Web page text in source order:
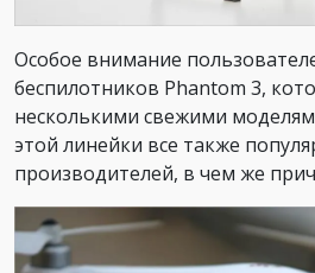
Особое внимание
беспилотников Phantom 3,
несколькими свежими
этой линейки все также
производителей, в чем же